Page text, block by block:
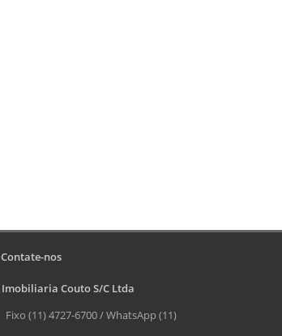
Contate-nos
Imobiliaria Couto S/C Ltda
Fixo (11) 4727-6700 / WhatsApp (11)